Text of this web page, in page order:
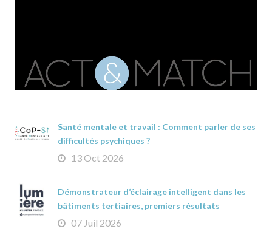
Santé mentale et travail : Comment parler de ses
difficultés psychiques ?
13 Oct 2026
Démonstrateur d’éclairage intelligent dans les
bâtiments tertiaires, premiers résultats
07 Juil 2026